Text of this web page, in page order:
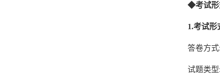
◆考试
1.考试形
答卷方式
试题类